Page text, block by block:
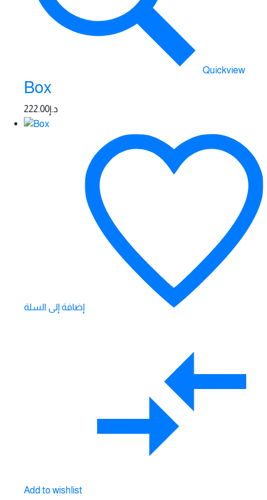
Quickview
Box
د.إ222.00
إضافة إلى السلة
Add to wishlist